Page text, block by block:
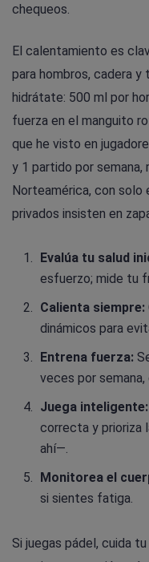
chequeos.
El calentamiento es
para hombros, cadera
hidrátate: 500 ml por
fuerza en el manguito
que he visto en
y 1 partido por semana,
Norteamérica, con solo
privados insisten en
Evalúa tu salud
esfuerzo; mide tu
Calienta siempre:
dinámicos para
Entrena fuerza:
veces por
Juega inteligente:
correcta y prioriza
ahí—.
Monitorea el
si sientes fatiga.
Si juegas pádel, cuida